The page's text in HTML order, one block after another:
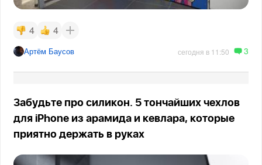
4 4
Артём Баусов сегодня в 11:50 3
Забудьте про силикон. 5 тончайших чехлов
для iPhone из арамида и кевлара, которые
приятно держать в руках